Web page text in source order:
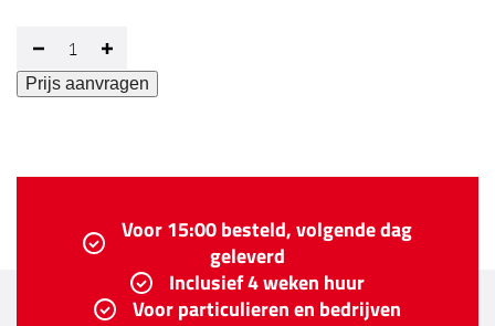
Minus
hoeveelheid
Plus
Prijs aanvragen
Voor 15:00 besteld, volgende dag
geleverd
Inclusief 4 weken huur
Voor particulieren en bedrijven